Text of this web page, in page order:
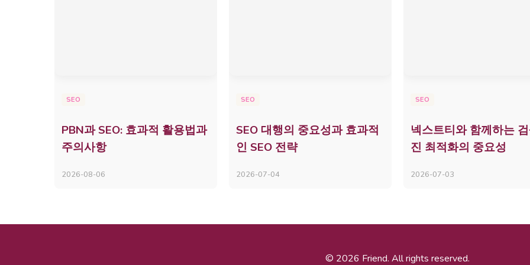
SEO
PBN과 SEO: 효과적 활용법과
주의사항
2026-08-06
SEO
SEO 대행의 중요성과 효과적
인 SEO 전략
2026-07-04
SEO
넥스트티와 함께하는
진 최적화의 중요성
2026-07-03
© 2026 Friend. All rights reserved.